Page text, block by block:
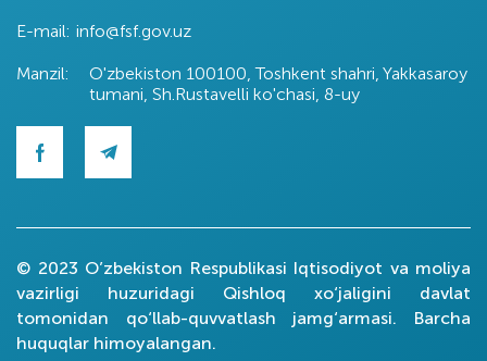
E-mail: info@fsf.gov.uz
Manzil:
O'zbekiston 100100, Toshkent shahri, Yakkasaroy
tumani, Sh.Rustavelli ko'chasi, 8-uy
© 2023 O’zbekiston Respublikasi Iqtisodiyot va moliya
vazirligi huzuridagi Qishloq xo‘jaligini davlat
tomonidan qo‘llab-quvvatlash jamg‘armasi. Barcha
huquqlar himoyalangan.